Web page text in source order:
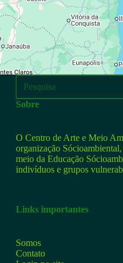
Sobre
O Centro de Arte e Meio
organização
meio da Educação
indivíduos e grupos
Links importantes
Somos
Contato